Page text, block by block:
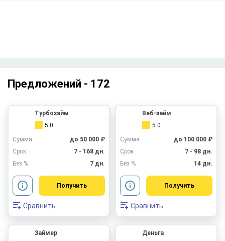
Предложений - 172
Турбозайм
5.0
Сумма
до 50 000 ₽
Срок
7 - 168 дн.
Без %
7 дн.
Получить
Сравнить
Веб-займ
5.0
Сумма
до 100 000 ₽
Срок
7 - 98 дн.
Без %
14 дн.
Получить
Сравнить
Займер
Деньга